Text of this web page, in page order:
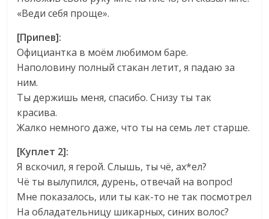
«Веди себя проще».
[Припев]:
Официантка в моём любимом баре.
Наполовину полный стакан летит, я падаю за
ним.
Ты держишь меня, спасибо. Снизу ты так
красива.
Жалко немного даже, что ты на семь лет старше.
[Куплет 2]:
Я вскочил, я герой. Слышь, ты чё, ах*ел?
Чё ты вылупился, дурень, отвечай на вопрос!
Мне показалось, или ты как-то не так посмотрел
На обладательницу шикарных, синих волос?